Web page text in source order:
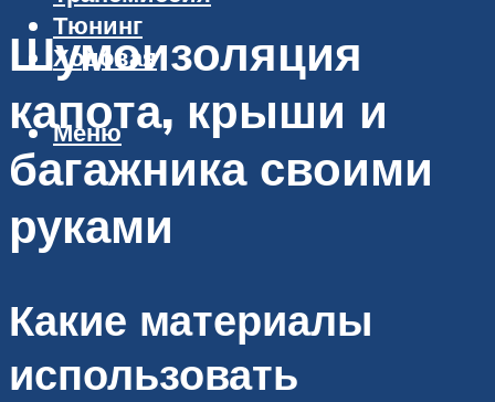
Тюнинг
Ходовая
Меню
Шумоизоляция
капота, крыши и
багажника своими
руками
Какие материалы
использовать